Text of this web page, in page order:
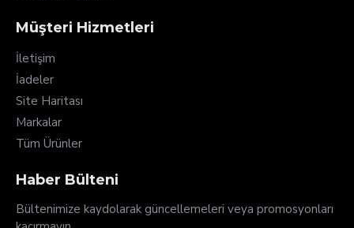
Müşteri Hizmetleri
İletişim
İadeler
Site Haritası
Markalar
Tüm Ürünler
Haber Bülteni
Bültenimize kaydolarak güncellemeleri veya promosyonları